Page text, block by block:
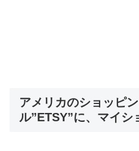
アメリカのショッピ
ル”ETSY”に、マイシ